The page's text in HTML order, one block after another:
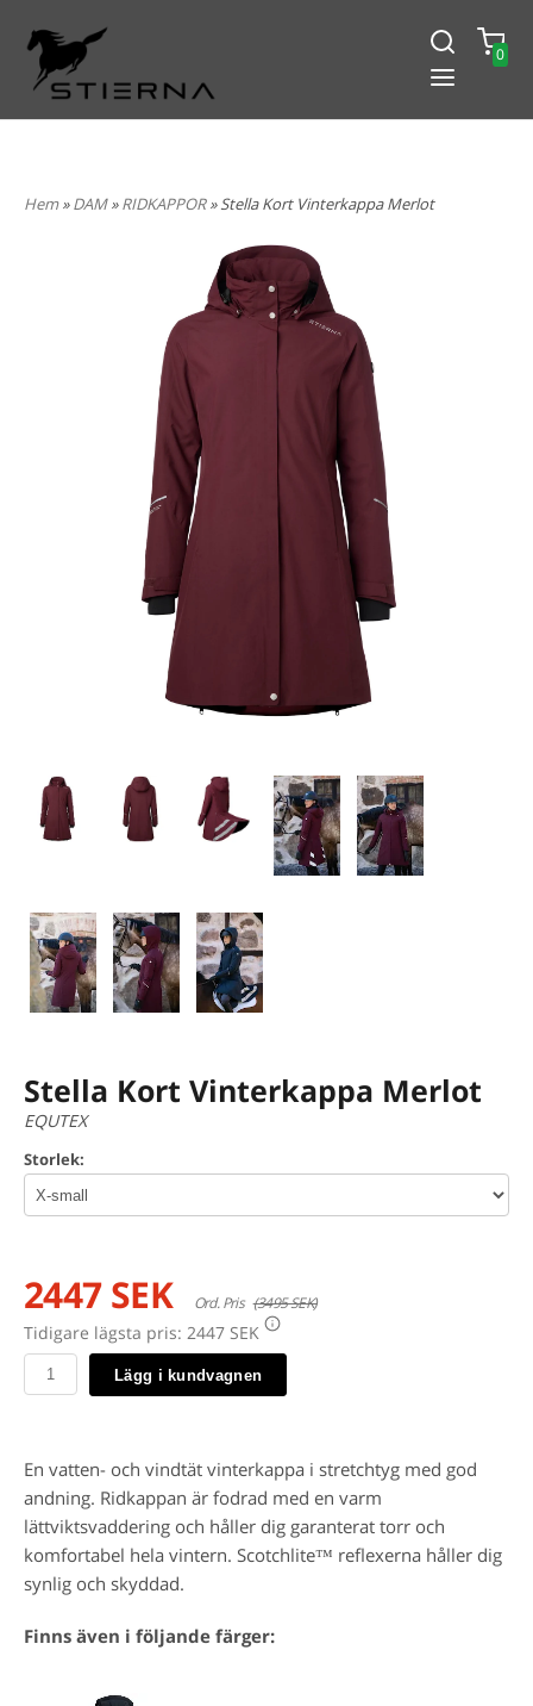
0
Hem»DAM»RIDKAPPOR» Stella Kort Vinterkappa Merlot
Stella Kort Vinterkappa Merlot
EQUTEX
Storlek:
2447 SEK Ord. Pris (3495 SEK)
Tidigare lägsta pris: 2447 SEK
Lägg i kundvagnen
En vatten- och vindtät vinterkappa i stretchtyg med god
andning. Ridkappan är fodrad med en varm
lättviktsvaddering och håller dig garanterat torr och
komfortabel hela vintern. Scotchlite™ reflexerna håller dig
synlig och skyddad.
Finns även i följande färger: